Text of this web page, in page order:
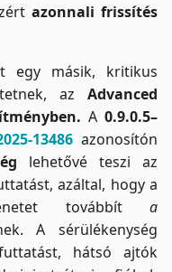
azonnali frissítés
egy másik, kritikus
az Advanced
ítményben. A0.9.0.5–
‑13486 azonosítón
lehetővé teszi az
azáltal, hogy a
továbbít a
A sérülékenység
hátsó ajtók